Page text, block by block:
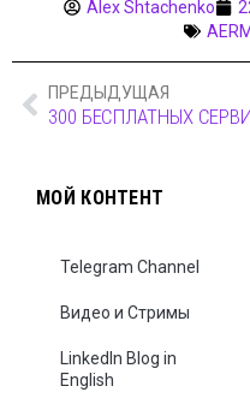
Alex Shtachenko
AERM
ПРЕДЫДУЩАЯ
МОЙ КОНТЕНТ
Telegram Channel
Видео и Стримы
LinkedIn Blog in
English